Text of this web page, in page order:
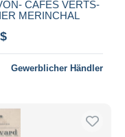
CAFES VERTS-
MERINCHAL
Gewerblicher Händler